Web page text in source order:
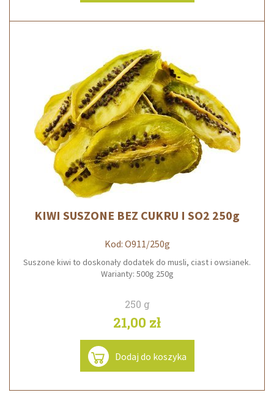
KIWI SUSZONE BEZ CUKRU I SO2 250g
Kod: O911/250g
Suszone kiwi to doskonały dodatek do musli, ciast i owsianek.
Warianty: 500g 250g
250 g
21,00 zł
Dodaj do koszyka